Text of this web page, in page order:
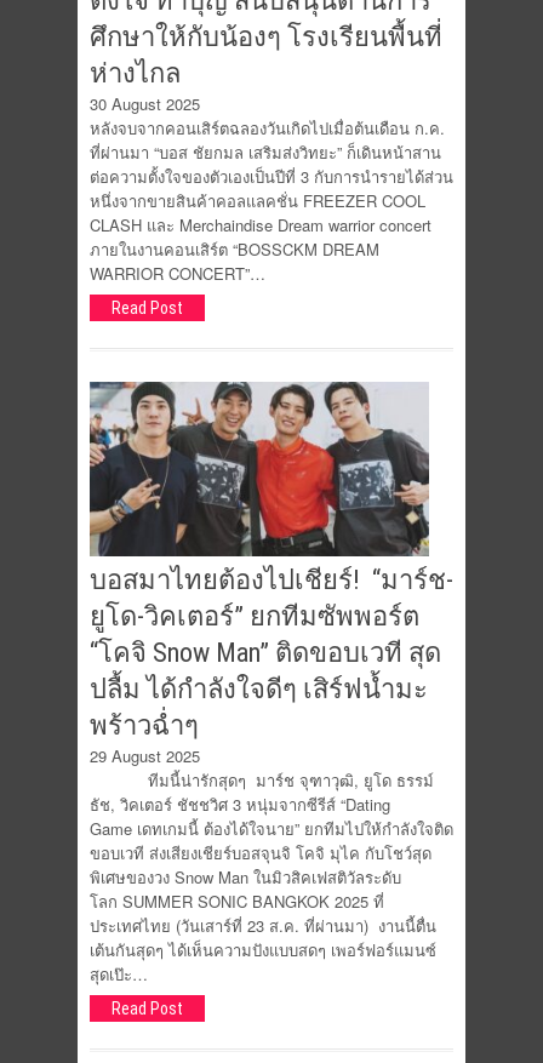
ศึกษาให้กับน้องๆ โรงเรียนพื้นที่
ห่างไกล
30 August 2025
หลังจบจากคอนเสิร์ตฉลองวันเกิดไปเมื่อต้นเดือน ก.ค.
ที่ผ่านมา “บอส ชัยกมล เสริมส่งวิทยะ” ก็เดินหน้าสาน
ต่อความตั้งใจของตัวเองเป็นปีที่ 3 กับการนำรายได้ส่วน
หนึ่งจากขายสินค้าคอลแลคชั่น FREEZER COOL
CLASH และ Merchaindise Dream warrior concert
ภายในงานคอนเสิร์ต “BOSSCKM DREAM
WARRIOR CONCERT”…
Read Post
บอสมาไทยต้องไปเชียร์! “มาร์ช-
ยูโด-วิคเตอร์” ยกทีมซัพพอร์ต
“โคจิ Snow Man” ติดขอบเวที สุด
ปลื้ม ได้กำลังใจดีๆ เสิร์ฟน้ำมะ
พร้าวฉ่ำๆ
29 August 2025
ทีมนี้น่ารักสุดๆ มาร์ช จุฑาวุฒิ, ยูโด ธรรม์
ธัช, วิคเตอร์ ชัชชวิศ 3 หนุ่มจากซีรีส์ “Dating
Game เดทเกมนี้ ต้องได้ใจนาย” ยกทีมไปให้กำลังใจติด
ขอบเวที ส่งเสียงเชียร์บอสจุนจิ โคจิ มุไค กับโชว์สุด
พิเศษของวง Snow Man ในมิวสิคเฟสติวัลระดับ
โลก SUMMER SONIC BANGKOK 2025 ที่
ประเทศไทย (วันเสาร์ที่ 23 ส.ค. ที่ผ่านมา) งานนี้ตื่น
เต้นกันสุดๆ ได้เห็นความปังแบบสดๆ เพอร์ฟอร์แมนซ์
สุดเป๊ะ…
Read Post